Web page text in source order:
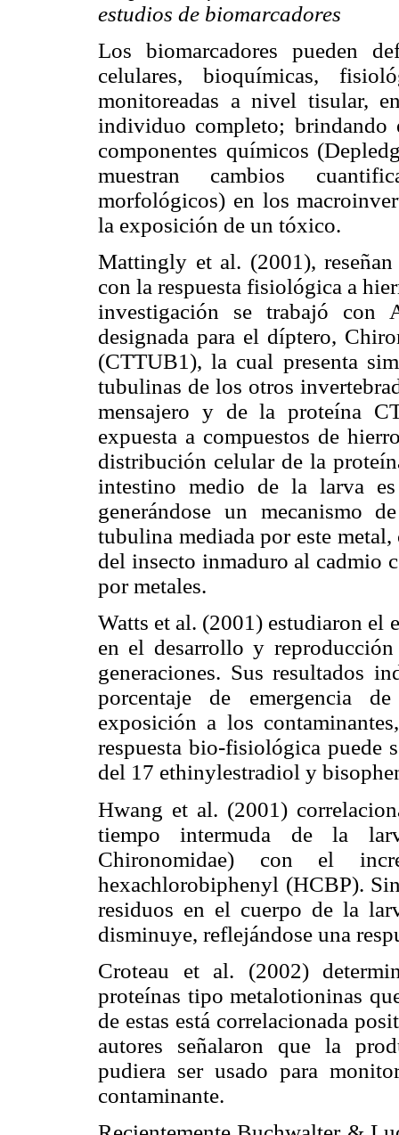
estudios de biomarcadores
Los biomarcadores pueden
celulares, bioquímicas,
monitoreadas a nivel tisular,
individuo completo;
componentes químicos
muestran cambios
morfológicos) en los
la exposición de un tóxico.
Mattingly et al. (2001),
con la respuesta fisiológica a
investigación se trabajó con
designada para el díptero,
(CTTUB1), la cual presenta
tubulinas de los otros
mensajero y de la proteína
expuesta a compuestos de
distribución celular de la
intestino medio de la larva
generándose un mecanismo
tubulina mediada por este
del insecto inmaduro al cadmio
por metales.
Watts et al. (2001) estudiaron
en el desarrollo y
generaciones. Sus resultados
porcentaje de emergencia
exposición a los
respuesta bio-fisiológica puede
del 17 ethinylestradiol y
Hwang et al. (2001)
tiempo intermuda de la
Chironomidae) con el
hexachlorobiphenyl (HCBP).
residuos en el cuerpo de la
disminuye, reflejándose una
Croteau et al. (2002)
proteínas tipo metalotioninas
de estas está correlacionada
autores señalaron que la
pudiera ser usado para
contaminante.